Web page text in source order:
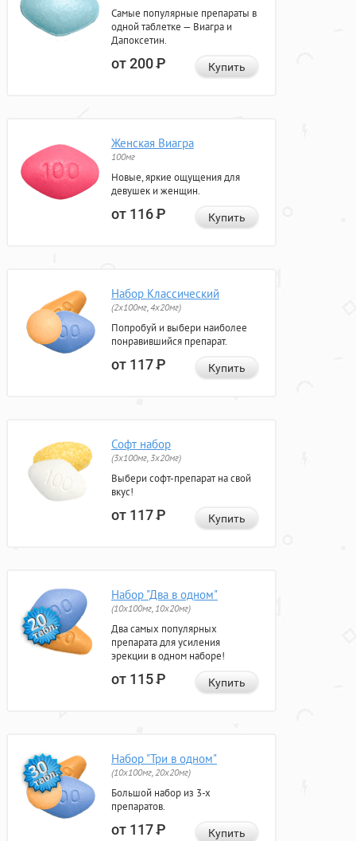
Самые популярные препараты в
одной таблетке — Виагра и
Дапоксетин.
от 200Р Купить
Женская Виагра
100мг
Новые, яркие ощущения для
девушек и женщин.
от 116Р Купить
Набор Классический
(2x100мг, 4x20мг)
Попробуй и выбери наиболее
понравившийся препарат.
от 117Р Купить
Софт набор
(3x100мг, 3x20мг)
Выбери софт-препарат на свой
вкус!
от 117Р Купить
Набор "Два в одном"
(10x100мг, 10x20мг)
Два самых популярных
препарата для усиления
эрекции в одном наборе!
от 115Р Купить
Набор "Три в одном"
(10x100мг, 20x20мг)
Большой набор из 3-х
препаратов.
от 117Р Купить